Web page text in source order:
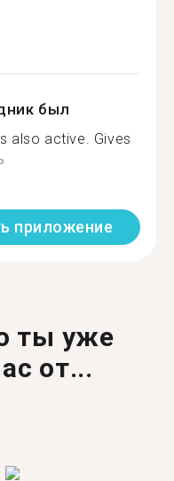
был
also active. Gives
приложение
ты уже
от...